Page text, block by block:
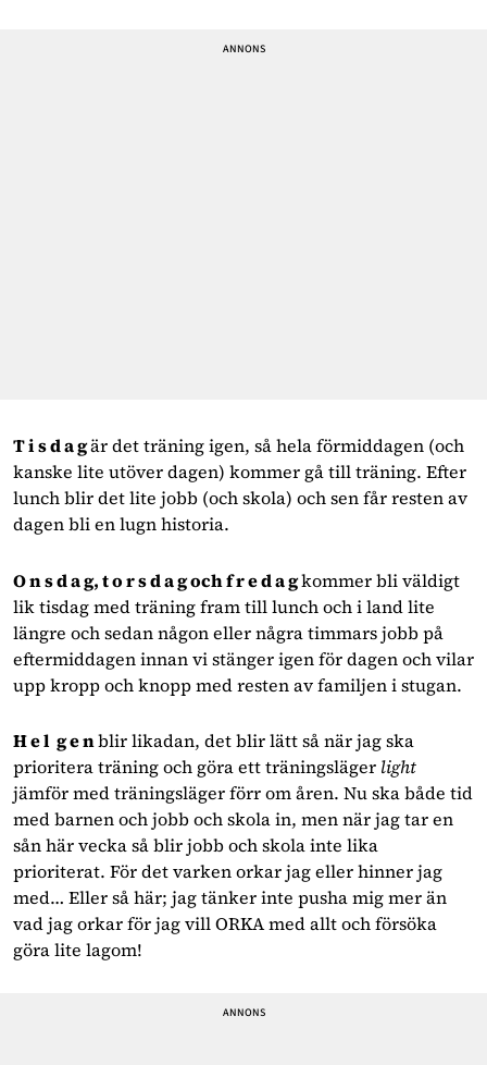
T i s d a gär det träning igen, så hela förmiddagen (och
kanske lite utöver dagen) kommer gå till träning. Efter
lunch blir det lite jobb (och skola) och sen får resten av
dagen bli en lugn historia.
O n s d a g, t o r s d a g och f r e d a gkommer bli väldigt
lik tisdag med träning fram till lunch och i land lite
längre och sedan någon eller några timmars jobb på
eftermiddagen innan vi stänger igen för dagen och vilar
upp kropp och knopp med resten av familjen i stugan.
H e l g e nblir likadan, det blir lätt så när jag ska
prioritera träning och göra ett träningsläger light
jämför med träningsläger förr om åren. Nu ska både tid
med barnen och jobb och skola in, men när jag tar en
sån här vecka så blir jobb och skola inte lika
prioriterat. För det varken orkar jag eller hinner jag
med… Eller så här; jag tänker inte pusha mig mer än
vad jag orkar för jag vill ORKA med allt och försöka
göra lite lagom!